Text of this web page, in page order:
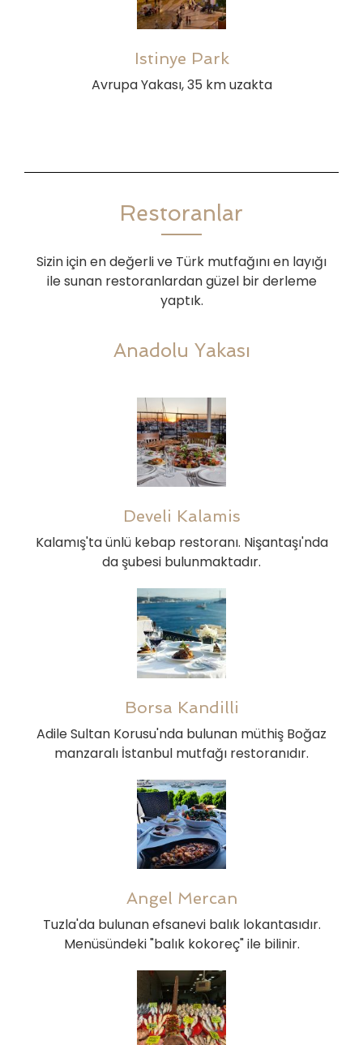
Istinye Park
Avrupa Yakası, 35 km uzakta
Restoranlar
Sizin için en değerli ve Türk mutfağını en layığı
ile sunan restoranlardan güzel bir derleme
yaptık.
Anadolu Yakası
Develi Kalamis
Kalamış'ta ünlü kebap restoranı. Nişantaşı'nda
da şubesi bulunmaktadır.
Borsa Kandilli
Adile Sultan Korusu'nda bulunan müthiş Boğaz
manzaralı İstanbul mutfağı restoranıdır.
Angel Mercan
Tuzla'da bulunan efsanevi balık lokantasıdır.
Menüsündeki "balık kokoreç" ile bilinir.